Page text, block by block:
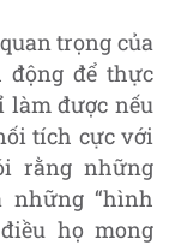
trọng của
động để thực
làm được nếu
tích cực với
rằng những
“hình
họ mong